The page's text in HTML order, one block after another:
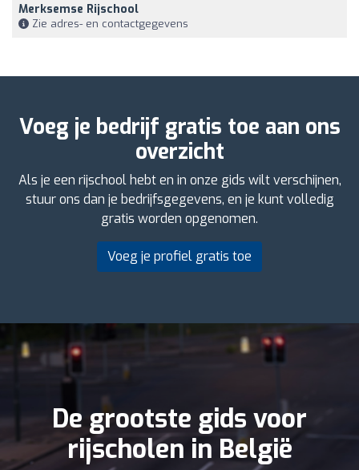
Merksemse Rijschool
Zie adres- en contactgegevens
Voeg je bedrijf gratis toe aan ons
overzicht
Als je een rijschool hebt en in onze gids wilt verschijnen,
stuur ons dan je bedrijfsgegevens, en je kunt volledig
gratis worden opgenomen.
Voeg je profiel gratis toe
De grootste gids voor
rijscholen in België